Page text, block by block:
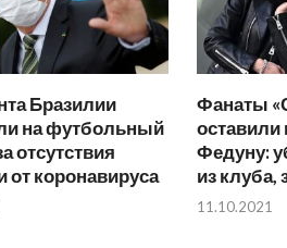
Бразилии
на футбольный
отсутствия
от коронавируса
Фанаты
оставили
Федуну:
из клуба,
11.10.2021